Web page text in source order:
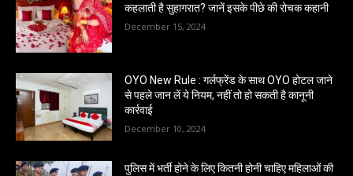
कहलाती है सुहागरात? जानें इसके पीछे की रोचक कहानी
December 15, 2024
OYO New Rule : गर्लफ्रेंड के साथ OYO होटल जाने
से पहले जान लें ये नियम, नहीं तो हो सकती है कानूनी
कार्रवाई
December 10, 2024
पुलिस में भर्ती होने के लिए कितनी होनी चाहिए महिलाओं की